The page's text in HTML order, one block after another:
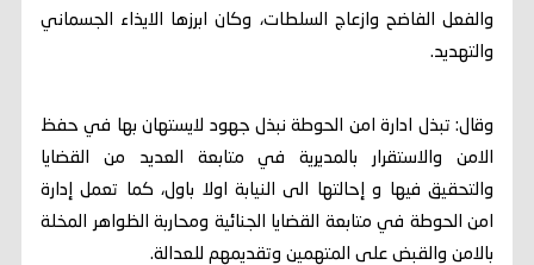
والفعل الفاضح وازعاج السلطات، وكان ابرزها الايذاء الجسماني
والتهديد.
وقال: تبذل ادارة امن الحوطة نبذل جهود لايستهان بها في حفظ
الامن والاستقرار بالمديرية في متابعة العديد من القضايا
والتحقيق فيها و إحالتها الى النيابة اولا باول، كما تعمل إدارة
امن الحوطة في متابعة القضايا الجنائية ومحاربة الظواهر المخلة
بالامن والقبض على المتهمين وتقديمهم للعدالة.